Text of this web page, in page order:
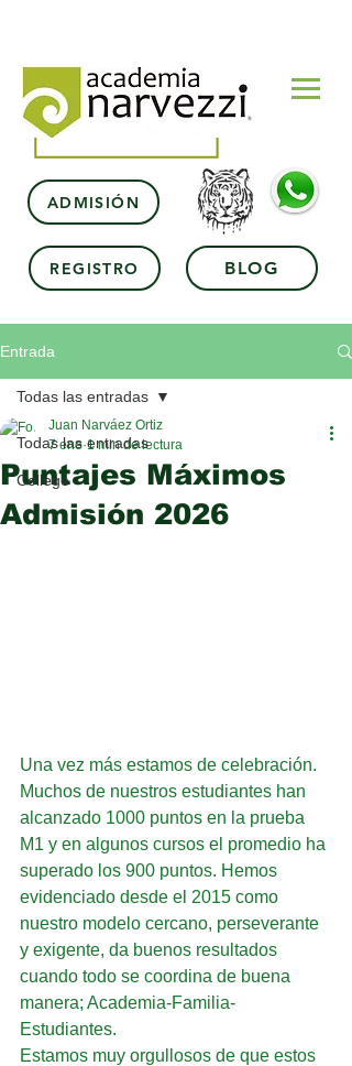
BLOG
REGISTRO
ADMISIÓN
Entrada
Todas las entradas
College
Todas las entradas
Puntajes Máximos
Admisión 2026
Juan Narváez Ortiz
7 ene 1 min de lectura
Una vez más estamos de celebración.
Muchos de nuestros estudiantes han
alcanzado 1000 puntos en la prueba
M1 y en algunos cursos el promedio ha
superado los 900 puntos. Hemos
evidenciado desde el 2015 como
nuestro modelo cercano, perseverante
y exigente, da buenos resultados
cuando todo se coordina de buena
manera; Academia-Familia-
Estudiantes.
Estamos muy orgullosos de que estos